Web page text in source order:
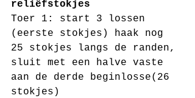
reliëfstokjes
Toer 1: start 3 lossen
(eerste stokjes) haak nog
25 stokjes langs de randen,
sluit met een halve vaste
aan de derde beginlosse(26
stokjes)